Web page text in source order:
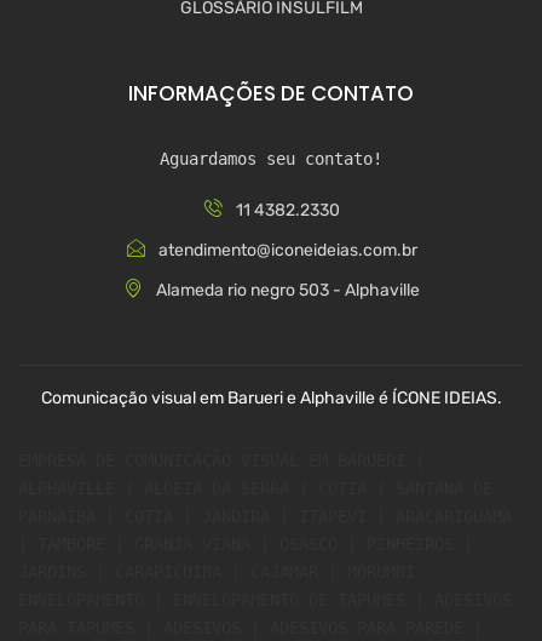
GLOSSÁRIO INSULFILM
INFORMAÇÕES DE CONTATO
Aguardamos seu contato!
11 4382.2330
atendimento@iconeideias.com.br
Alameda rio negro 503 - Alphaville
Comunicação visual em Barueri e Alphaville é ÍCONE IDEIAS.